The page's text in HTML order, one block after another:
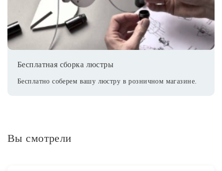
Бесплатная сборка люстры
Бесплатно соберем вашу люстру в розничном магазине.
Вы смотрели